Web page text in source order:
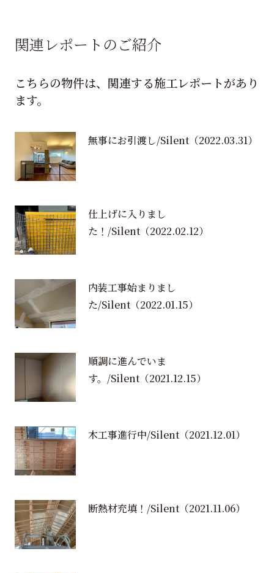
関連レポートのご紹介
こちらの物件は、関連する施工レポートがあり
ます。
無事にお引渡し/Silent（2022.03.31）
仕上げに入りまし
た！/Silent（2022.02.12）
内装工事始まりまし
た/Silent（2022.01.15）
順調に進んでいま
す。/Silent（2021.12.15）
木工事進行中/Silent（2021.12.01）
断熱材充填！/Silent（2021.11.06）